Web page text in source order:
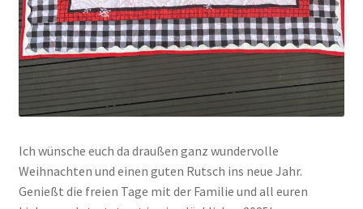
Ich wünsche euch da draußen ganz wundervolle
Weihnachten und einen guten Rutsch ins neue Jahr.
Genießt die freien Tage mit der Familie und all euren